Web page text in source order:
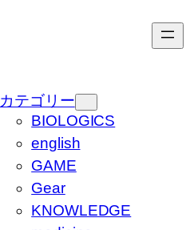
カテゴリー
BIOLOGICS
english
GAME
Gear
KNOWLEDGE